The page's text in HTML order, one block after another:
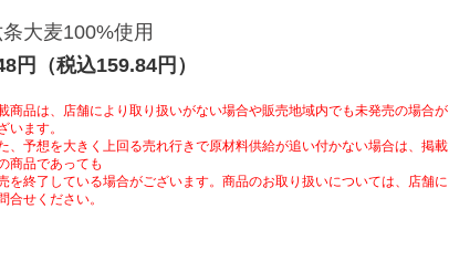
条大麦100%使用
円（税込159.84円）
商品は、店舗により取り扱いがない場合や販売地域内でも未発売の場合が
います。
、予想を大きく上回る売れ行きで原材料供給が追い付かない場合は、掲載
商品であっても
を終了している場合がございます。商品のお取り扱いについては、店舗に
合せください。